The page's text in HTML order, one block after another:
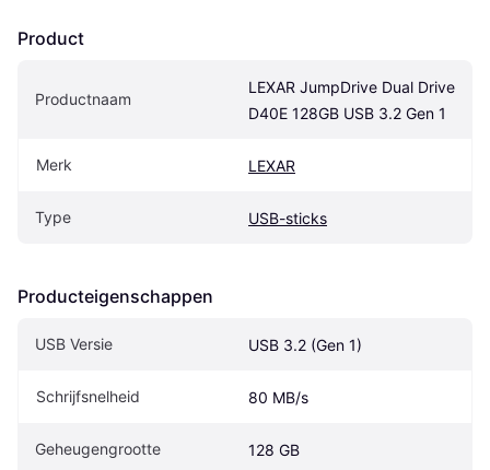
Product
Productnaam
LEXAR JumpDrive Dual Drive
D40E 128GB USB 3.2 Gen 1
Merk LEXAR
Type USB-sticks
Producteigenschappen
USB Versie USB 3.2 (Gen 1)
Schrijfsnelheid 80 MB/s
Geheugengrootte 128 GB